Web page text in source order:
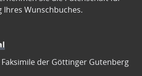
Wunschbuches.
Faksimile der Göttinger Gutenberg